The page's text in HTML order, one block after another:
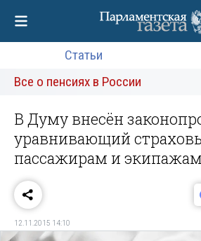
Статьи
Все о пенсиях в России
В Думу внесён
уравнивающий
пассажирам и
12.11.2015 14:10